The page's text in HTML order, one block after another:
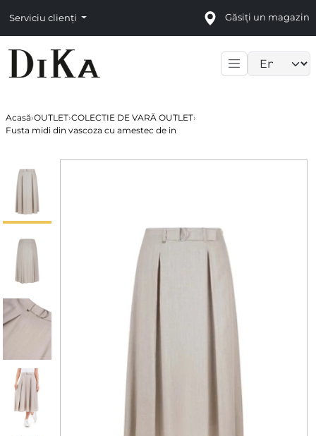
Serviciu clienți Găsiți un magazin
Acasă›OUTLET›COLECTIE DE VARĂ OUTLET›
Fusta midi din vascoza cu amestec de in